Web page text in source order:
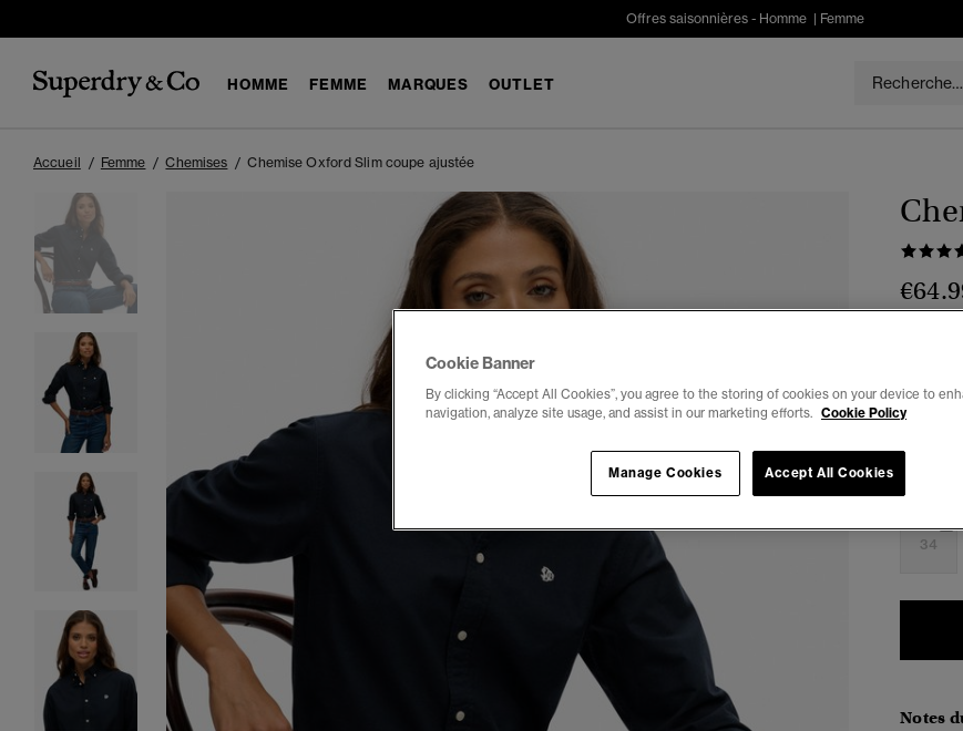
Offres saisonnières - Homme| Femme
HOMME FEMME MARQUES OUTLET
Accueil Femme Chemises Chemise Oxford Slim coupe ajustée
Choisis
34
Notes
Cookie Banner
By clicking “Accept All Cookies”, you agree to the storing of cookies on your device to
navigation, analyze site usage, and assist in our marketing efforts. Cookie Policy
Accept All Cookies
Manage Cookies